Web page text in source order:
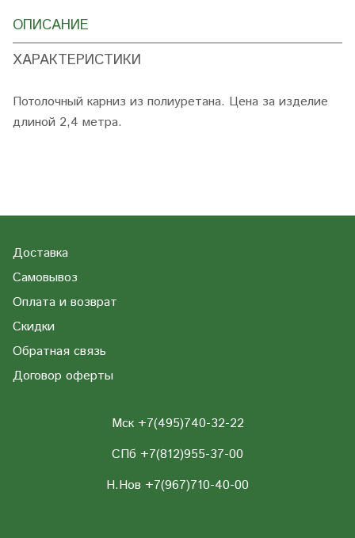
ОПИСАНИЕ
ХАРАКТЕРИСТИКИ
Потолочный карниз из полиуретана. Цена за изделие
длиной 2,4 метра.
Доставка
Самовывоз
Оплата и возврат
Скидки
Обратная связь
Договор оферты
Мск +7(495)740-32-22
СПб +7(812)955-37-00
Н.Нов +7(967)710-40-00